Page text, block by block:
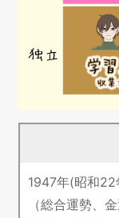
1947年(昭和
（総合運勢、